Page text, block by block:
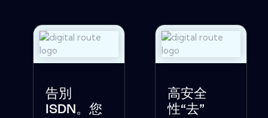
告別
ISDN。您
高安全
性“去”